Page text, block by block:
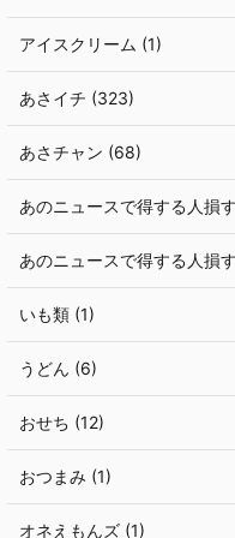
アイスクリーム (1)
あさイチ (323)
あさチャン (68)
あのニュースで得する人損
あのニュースで得する人損
いも類 (1)
うどん (6)
おせち (12)
おつまみ (1)
オネえもんズ (1)